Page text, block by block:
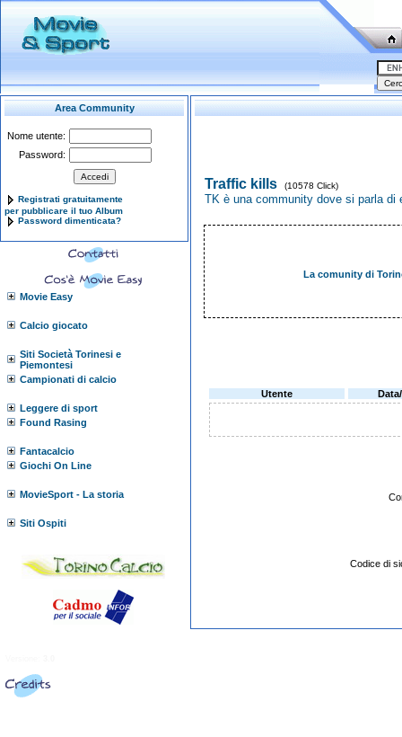
Area Community
Nome utente:
Password:
Registrati gratuitamente
per pubblicare il tuo Album
Password dimenticata?
Movie Easy
Calcio giocato
Siti Società Torinesi e
Piemontesi
Campionati di calcio
Leggere di sport
Found Rasing
Fantacalcio
Giochi On Line
MovieSport - La storia
Siti Ospiti
Traffic kills (10578 Click)
TK è una community dove si parla
La comunity di
Utente
Codice di